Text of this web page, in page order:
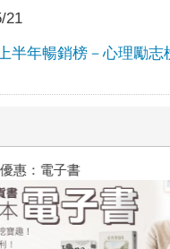
21
半年暢銷榜－心理勵志
惠：電子書